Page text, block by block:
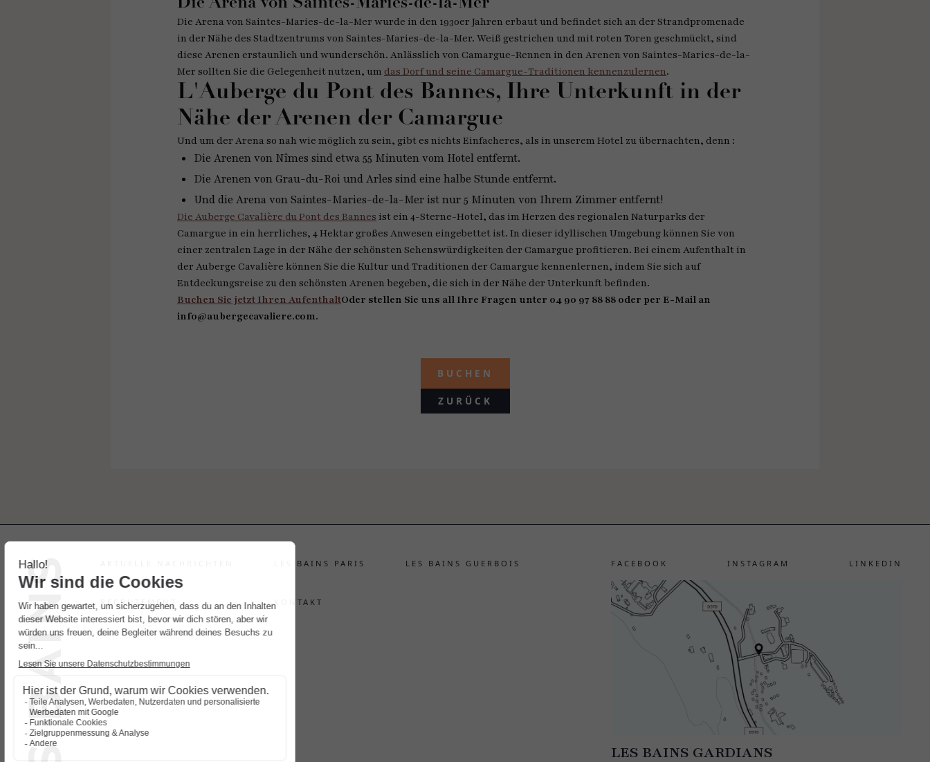
Die Arena von Saintes-Maries-de-la-Mer
Die Arena von Saintes-Maries-de-la-Mer wurde in den 1930er Jahren erbaut und befindet sich an der Strandpromenade
in der Nähe des Stadtzentrums von Saintes-Maries-de-la-Mer. Weiß gestrichen und mit roten Toren geschmückt, sind
diese Arenen erstaunlich und wunderschön. Anlässlich von Camargue-Rennen in den Arenen von Saintes-Maries-de-la-
Mer sollten Sie die Gelegenheit nutzen, um das Dorf und seine Camargue-Traditionen kennenzulernen.
L'Auberge du Pont des Bannes, Ihre Unterkunft in der
Nähe der Arenen der Camargue
Und um der Arena so nah wie möglich zu sein, gibt es nichts Einfacheres, als in unserem Hotel zu übernachten, denn :
Die Arenen von Nîmes sind etwa 55 Minuten vom Hotel entfernt.
Die Arenen von Grau-du-Roi und Arles sind eine halbe Stunde entfernt.
Und die Arena von Saintes-Maries-de-la-Mer ist nur 5 Minuten von Ihrem Zimmer entfernt!
Die Auberge Cavalière du Pont des Bannes ist ein 4-Sterne-Hotel, das im Herzen des regionalen Naturparks der
Camargue in ein herrliches, 4 Hektar großes Anwesen eingebettet ist. In dieser idyllischen Umgebung können Sie von
einer zentralen Lage in der Nähe der schönsten Sehenswürdigkeiten der Camargue profitieren. Bei einem Aufenthalt in
der Auberge Cavalière können Sie die Kultur und Traditionen der Camargue kennenlernen, indem Sie sich auf
Entdeckungsreise zu den schönsten Arenen begeben, die sich in der Nähe der Unterkunft befinden.
Buchen Sie jetzt Ihren AufenthaltOder stellen Sie uns all Ihre Fragen unter 04 90 97 88 88 oder per E-Mail an
info@aubergecavaliere.com.
BUCHEN
ZURÜCK
LES BAINS PARIS LES BAINS GUERBOIS
RECRUTEMENT KONTAKT
FACEBOOK INSTAGRAM LINKEDIN
LES BAINS GARDIANS